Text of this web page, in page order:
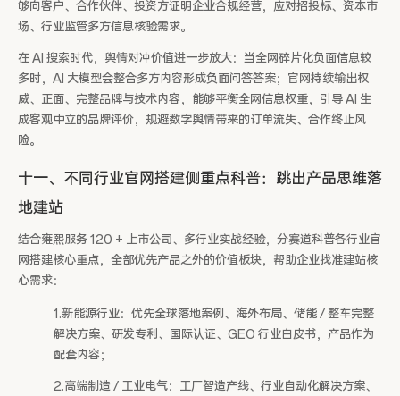
够向客户、合作伙伴、投资方证明企业合规经营，应对招投标、资本市
场、行业监管多方信息核验需求。
在 AI 搜索时代，舆情对冲价值进一步放大：当全网碎片化负面信息较
多时，AI 大模型会整合多方内容形成负面问答答案；官网持续输出权
威、正面、完整品牌与技术内容，能够平衡全网信息权重，引导 AI 生
成客观中立的品牌评价，规避数字舆情带来的订单流失、合作终止风
险。
十一、不同行业官网搭建侧重点科普：跳出产品思维落
地建站
结合雍熙服务 120 + 上市公司、多行业实战经验，分赛道科普各行业官
网搭建核心重点，全部优先产品之外的价值板块，帮助企业找准建站核
心需求：
1.新能源行业：优先全球落地案例、海外布局、储能 / 整车完整
解决方案、研发专利、国际认证、GEO 行业白皮书，产品作为
配套内容；
2.高端制造 / 工业电气：工厂智造产线、行业自动化解决方案、